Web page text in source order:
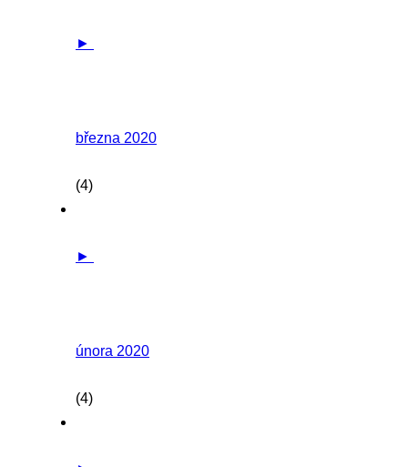
►
března 2020
(4)
►
února 2020
(4)